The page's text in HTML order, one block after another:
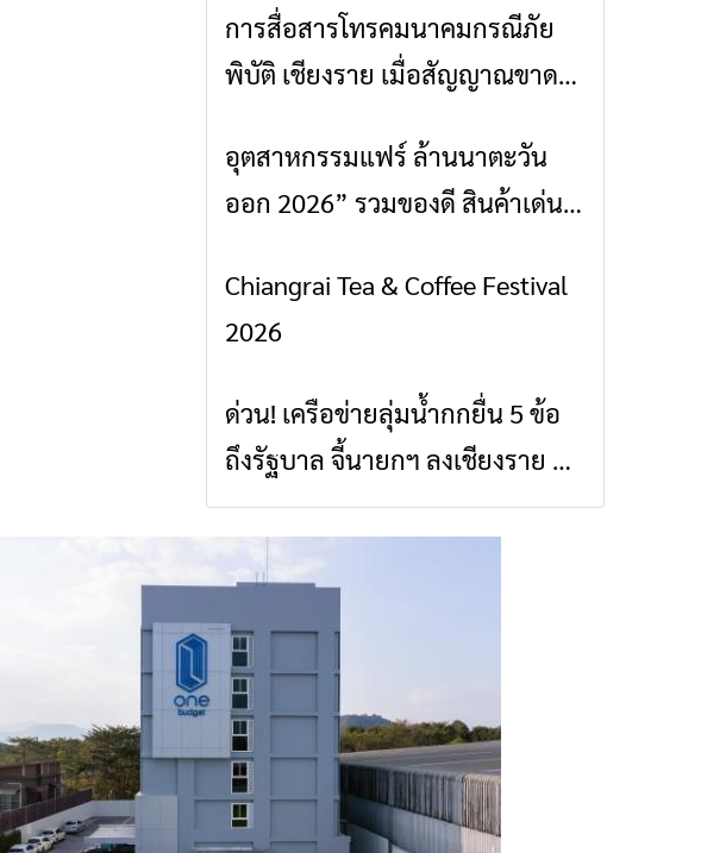
ข่าวเชียงราย
การสื่อสารโทรคมนาคมกรณีภัย
พิบัติ เชียงราย เมื่อสัญญาณขาด
ข่าวเชียงราย
อุตสาหกรรมแฟร์ ล้านนาตะวัน
ออก 2026” รวมของดี สินค้าเด่น
เชียงราย พะเยา แพร่ และน่าน
พร้อมชมคอนเสิร์ตจากศิลปินชื่อ
ข่าวเชียงราย
Chiangrai Tea & Coffee Festival
2026
ข่าวเชียงราย
ด่วน! เครือข่ายลุ่มน้ำกกยื่น 5 ข้อ
ถึงรัฐบาล จี้นายกฯ ลงเชียงราย แก้
วิกฤตสารปนเปื้อนต้นน้ำ